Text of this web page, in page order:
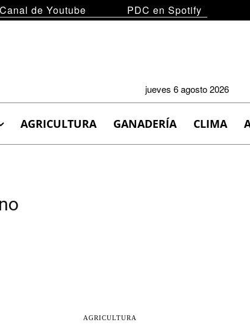
Canal de Youtube PDC en Spotify
jueves 6 agosto 2026
AGRICULTURA GANADERÍA CLIMA
AGRICULTURA